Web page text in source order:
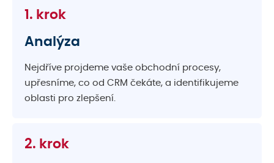
1. krok
Analýza
Nejdříve projdeme vaše obchodní procesy,
upřesníme, co od CRM čekáte, a identifikujeme
oblasti pro zlepšení.
2. krok